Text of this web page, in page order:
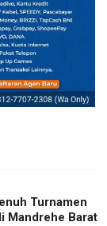
Turnamen
Mandrehe Barat